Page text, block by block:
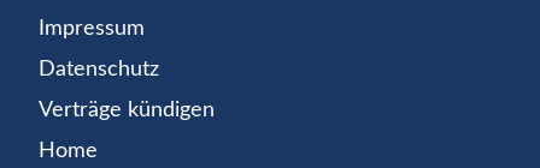
Impressum
Datenschutz
Verträge kündigen
Home